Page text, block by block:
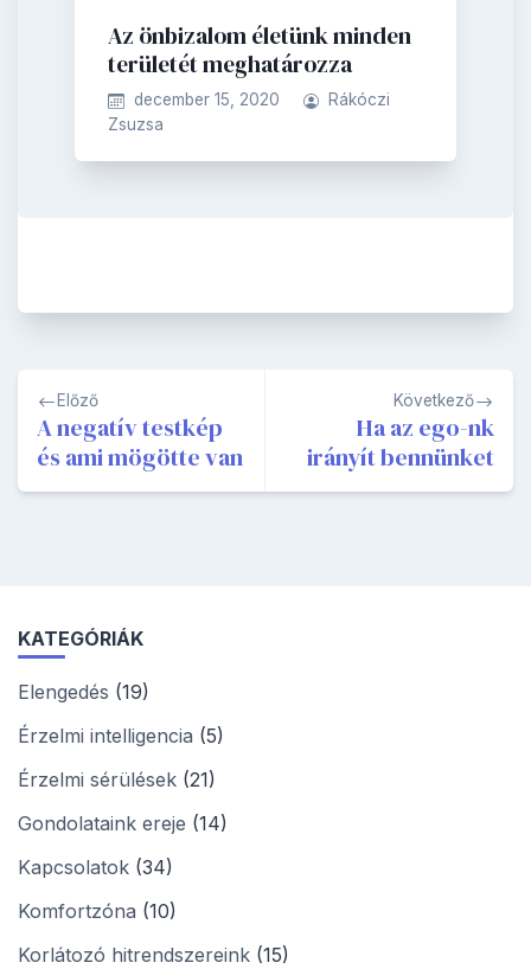
Az önbizalom életünk minden
területét meghatározza
december 15, 2020
Rákóczi
Zsuzsa
Bejegyzés
navigáció
Előző
A negatív testkép
és ami mögötte van
Következő
Ha az ego-nk
irányít bennünket
KATEGÓRIÁK
Elengedés (19)
Érzelmi intelligencia (5)
Érzelmi sérülések (21)
Gondolataink ereje (14)
Kapcsolatok (34)
Komfortzóna (10)
Korlátozó hitrendszereink (15)